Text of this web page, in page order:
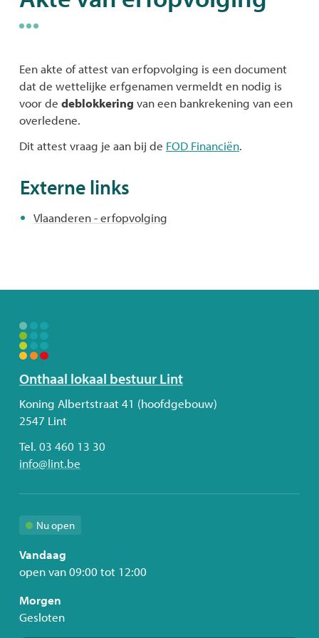
links
Een akte of attest van erfopvolging is een document
dat de wettelijke erfgenamen vermeldt en nodig is
voor de deblokkering van een bankrekening van een
overledene.
Dit attest vraag je aan bij de FOD Financiën.
Externe links
Vlaanderen - erfopvolging
Volg
ons
Onthaal lokaal bestuur Lint
Adres
Koning Albertstraat 41 (hoofdgebouw)
2547 Lint
Tel. 03 460 13 30
E-
info@lint.be
Nu open
Vandaag
open van09:00 tot 12:00
Morgen
Gesloten